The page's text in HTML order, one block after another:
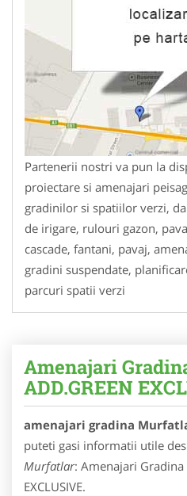
Partenerii nostri va pun la
proiectare si amenajari
gradinilor si spatiilor verzi,
de irigare, rulouri gazon,
cascade, fantani, pavaj,
gradini suspendate,
parcuri spatii verzi
Amenajari
ADD.GREEN
amenajari gradina
puteti gasi informatii utile
Murfatlar: Amenajari Gradina
EXCLUSIVE.